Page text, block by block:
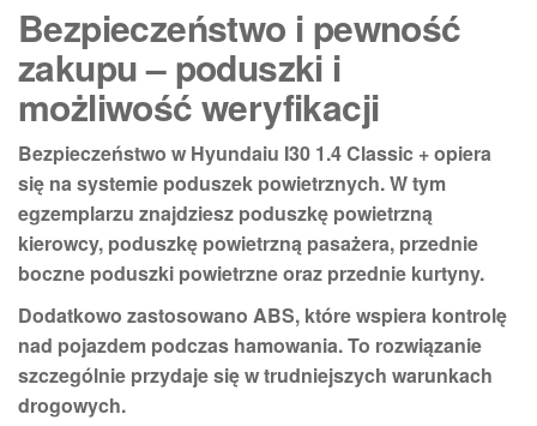
Bezpieczeństwo i pewność
zakupu – poduszki i
możliwość weryfikacji
Bezpieczeństwo w Hyundaiu I30 1.4 Classic + opiera
się na systemie poduszek powietrznych. W tym
egzemplarzu znajdziesz poduszkę powietrzną
kierowcy, poduszkę powietrzną pasażera, przednie
boczne poduszki powietrzneoraz przednie kurtyny.
Dodatkowo zastosowano ABS, które wspiera kontrolę
nad pojazdem podczas hamowania. To rozwiązanie
szczególnie przydaje się w trudniejszych warunkach
drogowych.